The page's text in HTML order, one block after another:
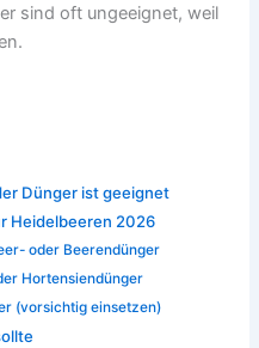
sind oft ungeeignet, weil
Dünger ist geeignet
Heidelbeeren 2026
oder Beerendünger
Hortensiendünger
(vorsichtig einsetzen)